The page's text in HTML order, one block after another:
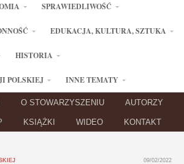
SPRAWIEDLIWOŚĆ
EDUKACJA, KULTURA, SZTUKA
HISTORIA
POLSKIEJ INNE TEMATY
O STOWARZYSZENIU AUTORZY
KSIĄŻKI WIDEO KONTAKT
09/02/2022